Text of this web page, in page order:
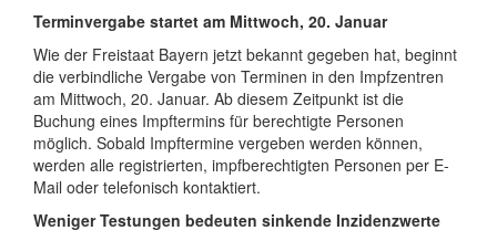
Terminvergabe startet am Mittwoch, 20. Januar
Wie der Freistaat Bayern jetzt bekannt gegeben hat, beginnt
die verbindliche Vergabe von Terminen in den Impfzentren
am Mittwoch, 20. Januar. Ab diesem Zeitpunkt ist die
Buchung eines Impftermins für berechtigte Personen
möglich. Sobald Impftermine vergeben werden können,
werden alle registrierten, impfberechtigten Personen per E-
Mail oder telefonisch kontaktiert.
Weniger Testungen bedeuten sinkende Inzidenzwerte